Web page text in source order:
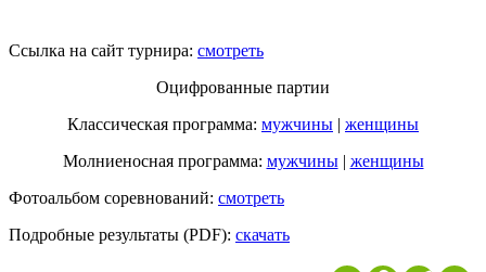
Ссылка на сайт турнира: смотреть
Оцифрованные партии
Классическая программа: мужчины | женщины
Молниеносная программа: мужчины| женщины
Фотоальбом соревнований: смотреть
Подробные результаты (PDF): скачать